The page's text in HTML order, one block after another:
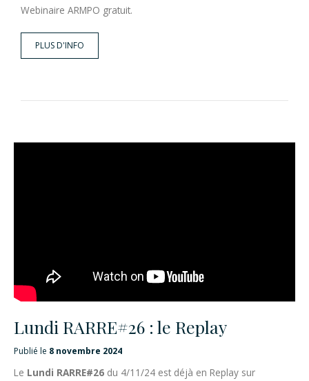
Webinaire ARMPO gratuit.
PLUS D'INFO
Lundi RARRE#26 : le Replay
Publié le 8 novembre 2024
Le Lundi RARRE#26 du 4/11/24 est déjà en Replay sur